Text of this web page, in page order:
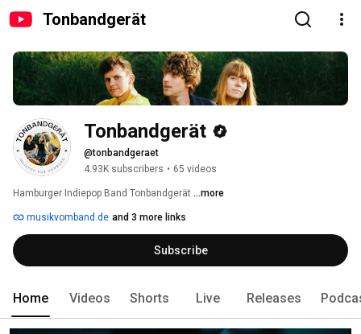
Tonbandgerät
Tonbandgerät
@tonbandgeraet
4.93K subscribers • 65 videos
Hamburger Indiepop Band Tonbandgerät ...more
musikvomband.de and 3 more links
Subscribe
Home Videos Shorts Live Releases